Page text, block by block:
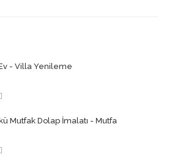
- Villa Yenileme
Mutfak Dolap İmalatı - Mutfa